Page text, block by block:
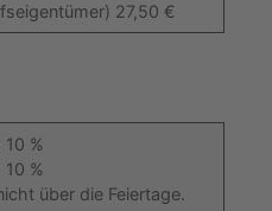
27,50 €
%
%
über die Feiertage.